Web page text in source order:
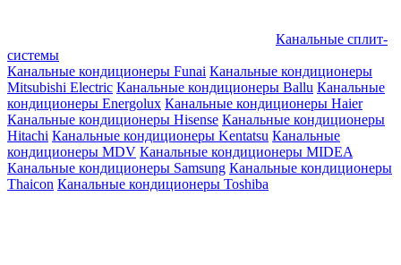
Канальные сплит-
системы
Канальные кондиционеры Funai Канальные кондиционеры
Mitsubishi Electric Канальные кондиционеры Ballu Канальные
кондиционеры Energolux Канальные кондиционеры Haier
Канальные кондиционеры Hisense Канальные кондиционеры
Hitachi Канальные кондиционеры Kentatsu Канальные
кондиционеры MDV Канальные кондиционеры MIDEA
Канальные кондиционеры Samsung Канальные кондиционеры
Thaicon Канальные кондиционеры Toshiba